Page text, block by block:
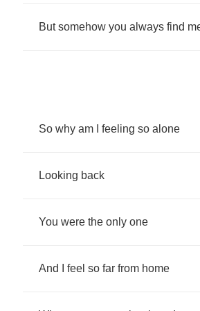
But somehow you always find
So why am feeling so alone
Looking back
You were the only one
And feel so far from home